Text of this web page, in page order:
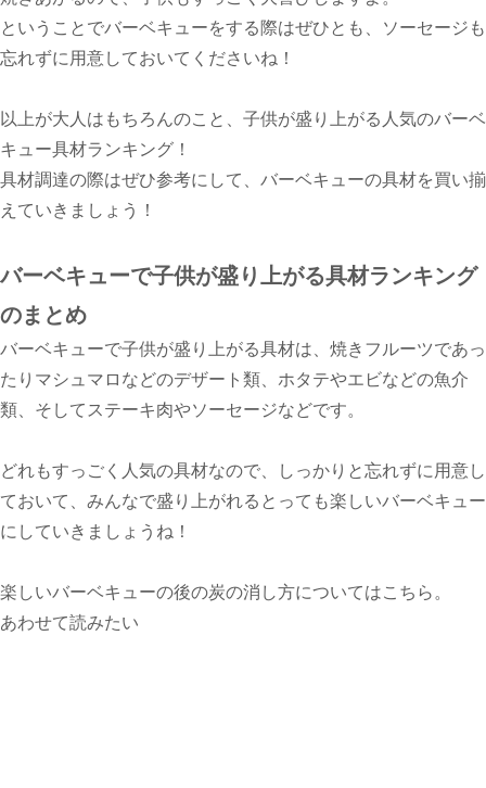
ということでバーベキューをする際はぜひとも、ソーセージも
忘れずに用意しておいてくださいね！
以上が大人はもちろんのこと、子供が盛り上がる人気のバーベ
キュー具材ランキング！
具材調達の際はぜひ参考にして、バーベキューの具材を買い揃
えていきましょう！
バーベキューで子供が盛り上がる具材ランキング
のまとめ
バーベキューで子供が盛り上がる具材は、焼きフルーツであっ
たりマシュマロなどのデザート類、ホタテやエビなどの魚介
類、そしてステーキ肉やソーセージなどです。
どれもすっごく人気の具材なので、しっかりと忘れずに用意し
ておいて、みんなで盛り上がれるとっても楽しいバーベキュー
にしていきましょうね！
楽しいバーベキューの後の炭の消し方についてはこちら。
あわせて読みたい